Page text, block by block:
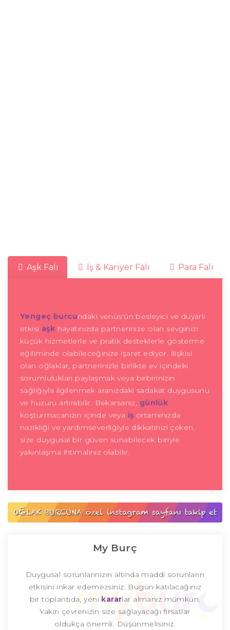
Aşk Falı İş & Kariyer Falı Para Falı
Yengeç burcundaki venüs'ün besleyici ve duyarlı
etkisi aşk hayatınızda partnerinize olan sevginizi
küçük hizmetlerle ve pratik desteklerle gösterme
eğiliminde olabileceğinize işaret ediyor. İlişkisi
olan oğlaklar, partnerinizle birlikte ev içindeki
sorumlulukları paylaşmak veya birbirinizin
sağlığıyla ilgilenmek aranızdaki sadakat duygusunu
ve huzuru artırabilir. Bekarsanız, günlük
koşturmacanızın içinde veya iş ortamınızda
nazikliği ve yardımseverliğiyle dikkatinizi çeken,
size duygusal bir güven sunabilecek biriyle
yakınlaşma ihtimaliniz olabilir.
My Burç
Duygusal sorunlarınızın altında maddi sorunların
etkisini inkar edemezsiniz. Bugün katılacağınız
bir toplantıda, yeni kararlar almanız mümkün.
Yakın çevrenizin size sağlayacağı fırsatlar
oldukça önemli. Düşünmelisiniz.